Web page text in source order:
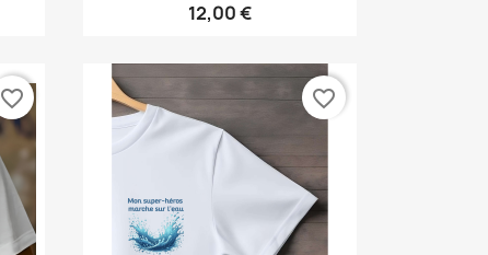
12,00 €
favorite_border favorite_border